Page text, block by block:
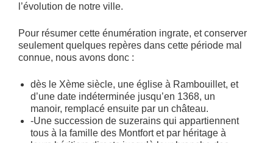
l’évolution de notre ville.
Pour résumer cette énumération ingrate, et conserver
seulement quelques repères dans cette période mal
connue, nous avons donc :
dès le Xème siècle, une église à Rambouillet, et
d’une date indéterminée jusqu’en 1368, un
manoir, remplacé ensuite par un château.
-Une succession de suzerains qui appartiennent
tous à la famille des Montfort et par héritage à